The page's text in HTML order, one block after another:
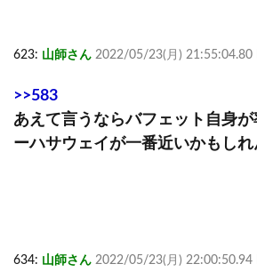
623: 山師さん 2022/05/23(月) 21:55:04.80
>>583
あえて言うならバフェット自身
ーハサウェイが一番近いかもしれ
634: 山師さん 2022/05/23(月) 22:00:50.94